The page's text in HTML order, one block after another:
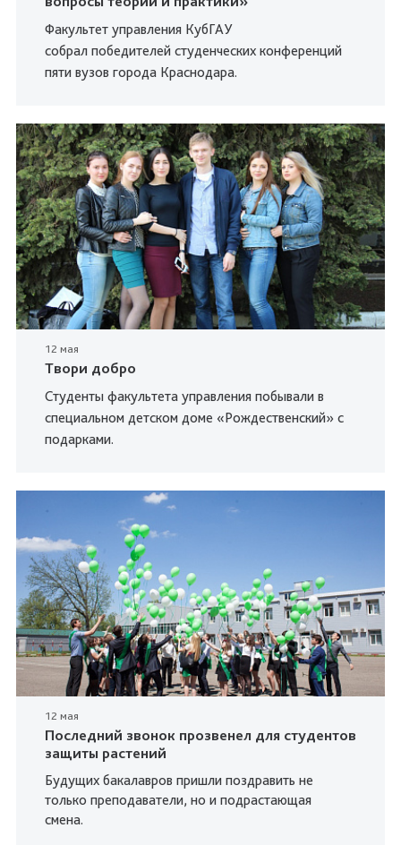
Факультет управления КубГАУ
собрал победителей студенческих конференций
пяти вузов города Краснодара.
12 мая
Твори добро
Студенты факультета управления побывали в
специальном детском доме «Рождественский» с
подарками.
12 мая
Последний звонок прозвенел для студентов
защиты растений
Будущих бакалавров пришли поздравить не
только преподаватели, но и подрастающая
смена.